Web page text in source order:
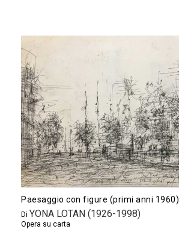
Paesaggio con figure (primi anni 1960)
Di YONA LOTAN (1926-1998)
Opera su carta